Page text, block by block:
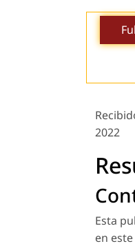
2022
Esta
en